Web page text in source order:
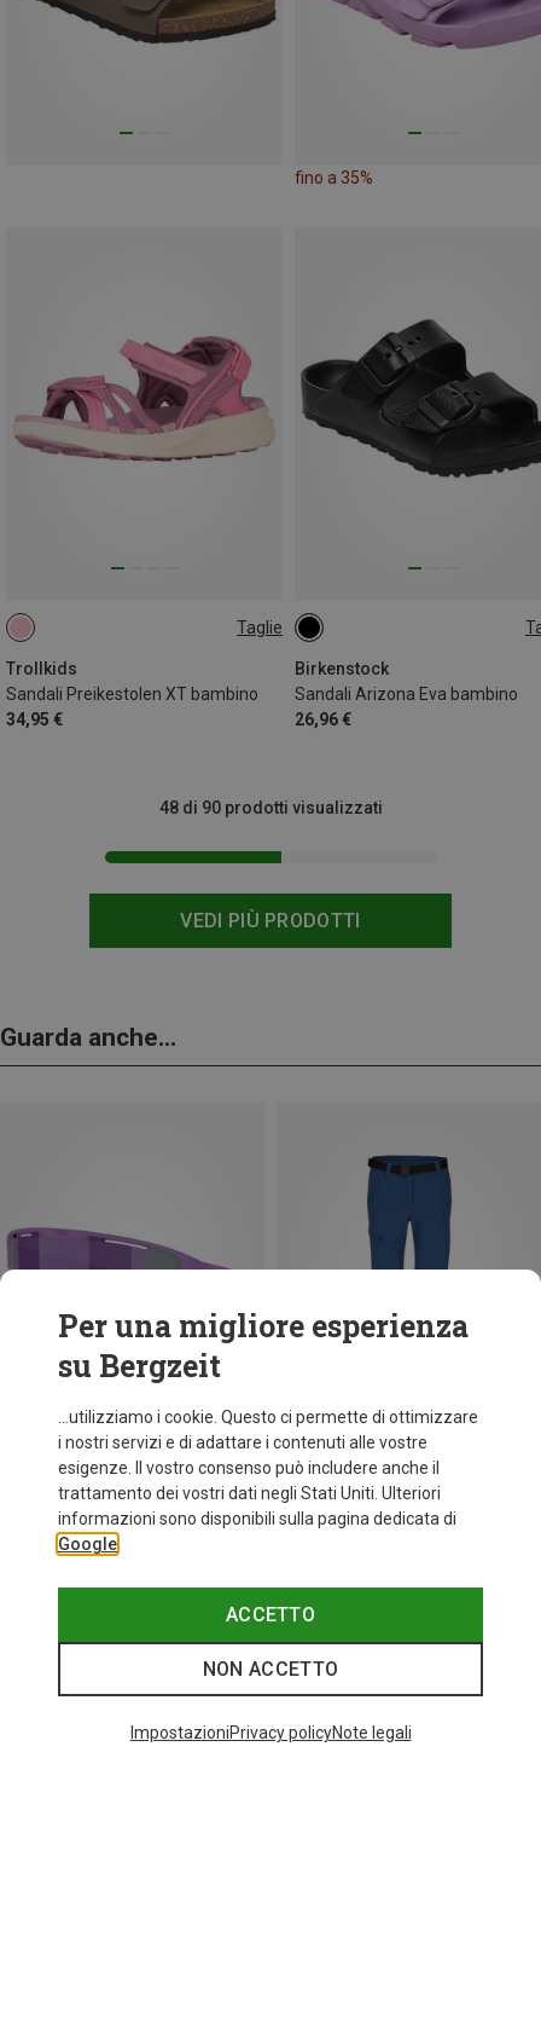
fino a 35%
Taglie
Trollkids
Sandali Preikestolen XT bambino
34,95 €
30
Birkenstock
Sandali Arizona Eva bambino
26,96 €
29
VEDI PIÙ PRODOTTI
48 di 90 prodotti visualizzati
Guarda anche...
+10
Occhiali sportivi Matrix Small
fino a 34%
Categorie speciali
Per una migliore esperienza
su Bergzeit
...utilizziamo i cookie. Questo ci permette di ottimizzare
i nostri servizi e di adattare i contenuti alle vostre
esigenze. Il vostro consenso può includere anche il
trattamento dei vostri dati negli Stati Uniti. Ulteriori
informazioni sono disponibili sulla pagina dedicata di
Google
ACCETTO
NON ACCETTO
ImpostazioniPrivacy policyNote legali